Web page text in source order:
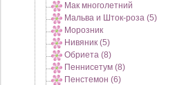
Мак многолетний
Мальва и Шток-роза (5)
Морозник
Нивяник (5)
Обриета (8)
Пеннисетум (8)
Пенстемон (6)